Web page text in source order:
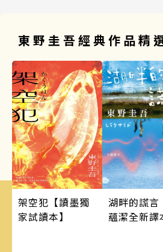
東野圭吾經典作品精
架空犯【讀墨獨
家試讀本】
湖畔的謊言
蘊潔全新譯